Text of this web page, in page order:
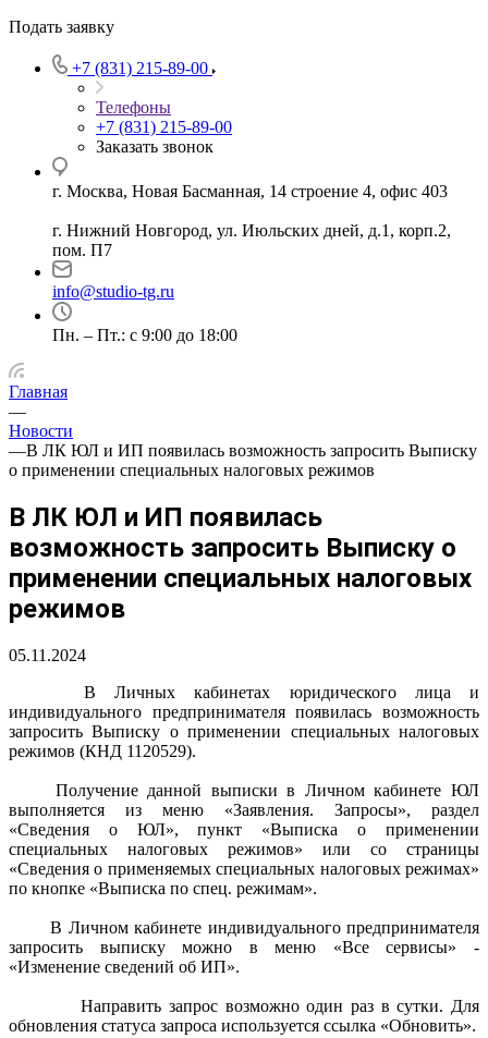
Подать заявку
+7 (831) 215-89-00
Телефоны
+7 (831) 215-89-00
Заказать звонок
г. Москва, Новая Басманная, 14 строение 4, офис 403
г. Нижний Новгород, ул. Июльских дней, д.1, корп.2,
пом. П7
info@studio-tg.ru
Пн. – Пт.: с 9:00 до 18:00
Главная
—
Новости
—В ЛК ЮЛ и ИП появилась возможность запросить Выписку
о применении специальных налоговых режимов
В ЛК ЮЛ и ИП появилась
возможность запросить Выписку о
применении специальных налоговых
режимов
05.11.2024
В Личных кабинетах юридического лица и
индивидуального предпринимателя появилась возможность
запросить Выписку о применении специальных налоговых
режимов (КНД 1120529).
Получение данной выписки в Личном кабинете ЮЛ
выполняется из меню «Заявления. Запросы», раздел
«Сведения о ЮЛ», пункт «Выписка о применении
специальных налоговых режимов» или со страницы
«Сведения о применяемых специальных налоговых режимах»
по кнопке «Выписка по спец. режимам».
В Личном кабинете индивидуального предпринимателя
запросить выписку можно в меню «Все сервисы» -
«Изменение сведений об ИП».
Направить запрос возможно один раз в сутки. Для
обновления статуса запроса используется ссылка «Обновить».